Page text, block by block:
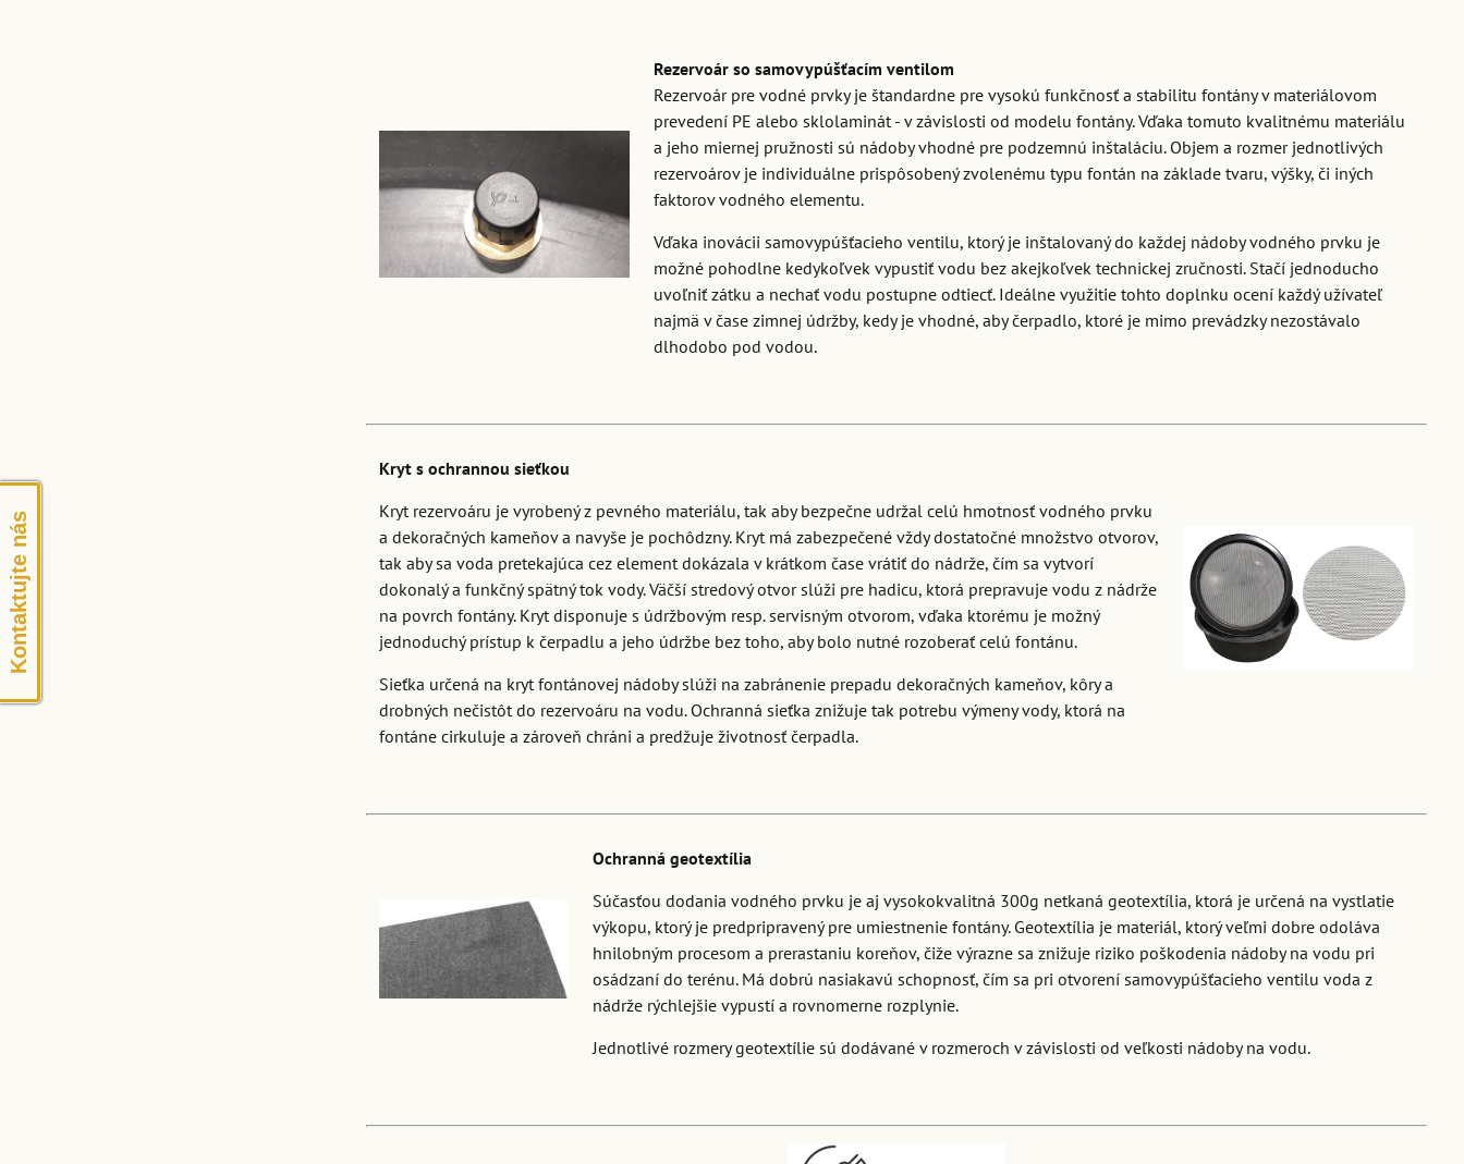
Rezervoár so samovypúšťacím ventilom
Rezervoár pre vodné prvky je štandardne pre vysokú funkčnosť a stabilitu fontány v materiálovom
prevedení PE alebo sklolaminát - v závislosti od modelu fontány. Vďaka tomuto kvalitnému materiálu
a jeho miernej pružnosti sú nádoby vhodné pre podzemnú inštaláciu. Objem a rozmer jednotlivých
rezervoárov je individuálne prispôsobený zvolenému typu fontán na základe tvaru, výšky, či iných
faktorov vodného elementu.
Vďaka inovácii samovypúšťacieho ventilu, ktorý je inštalovaný do každej nádoby vodného prvku je
možné pohodlne kedykoľvek vypustiť vodu bez akejkoľvek technickej zručnosti. Stačí jednoducho
uvoľniť zátku a nechať vodu postupne odtiecť. Ideálne využitie tohto doplnku ocení každý užívateľ
najmä v čase zimnej údržby, kedy je vhodné, aby čerpadlo, ktoré je mimo prevádzky nezostávalo
dlhodobo pod vodou.
Kryt s ochrannou sieťkou
Kryt rezervoáru je vyrobený z pevného materiálu, tak aby bezpečne udržal celú hmotnosť vodného prvku
a dekoračných kameňov a navyše je pochôdzny. Kryt má zabezpečené vždy dostatočné množstvo otvorov,
tak aby sa voda pretekajúca cez element dokázala v krátkom čase vrátiť do nádrže, čím sa vytvorí
dokonalý a funkčný spätný tok vody. Väčší stredový otvor slúži pre hadicu, ktorá prepravuje vodu z nádrže
na povrch fontány. Kryt disponuje s údržbovým resp. servisným otvorom, vďaka ktorému je možný
jednoduchý prístup k čerpadlu a jeho údržbe bez toho, aby bolo nutné rozoberať celú fontánu.
Sieťka určená na kryt fontánovej nádoby slúži na zabránenie prepadu dekoračných kameňov, kôry a
drobných nečistôt do rezervoáru na vodu. Ochranná sieťka znižuje tak potrebu výmeny vody, ktorá na
fontáne cirkuluje a zároveň chráni a predžuje životnosť čerpadla.
Ochranná geotextília
Súčasťou dodania vodného prvku je aj vysokokvalitná 300g netkaná geotextília, ktorá je určená na vystlatie
výkopu, ktorý je predpripravený pre umiestnenie fontány. Geotextília je materiál, ktorý veľmi dobre odoláva
hnilobným procesom a prerastaniu koreňov, čiže výrazne sa znižuje riziko poškodenia nádoby na vodu pri
osádzaní do terénu. Má dobrú nasiakavú schopnosť, čím sa pri otvorení samovypúšťacieho ventilu voda z
nádrže rýchlejšie vypustí a rovnomerne rozplynie.
Jednotlivé rozmery geotextílie sú dodávané v rozmeroch v závislosti od veľkosti nádoby na vodu.
Kontaktujte nás